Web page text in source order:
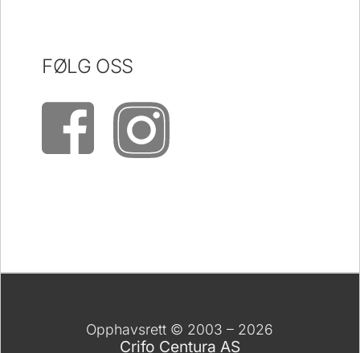
FØLG OSS
Opphavsrett © 2003 – 2026
Crifo Centura AS